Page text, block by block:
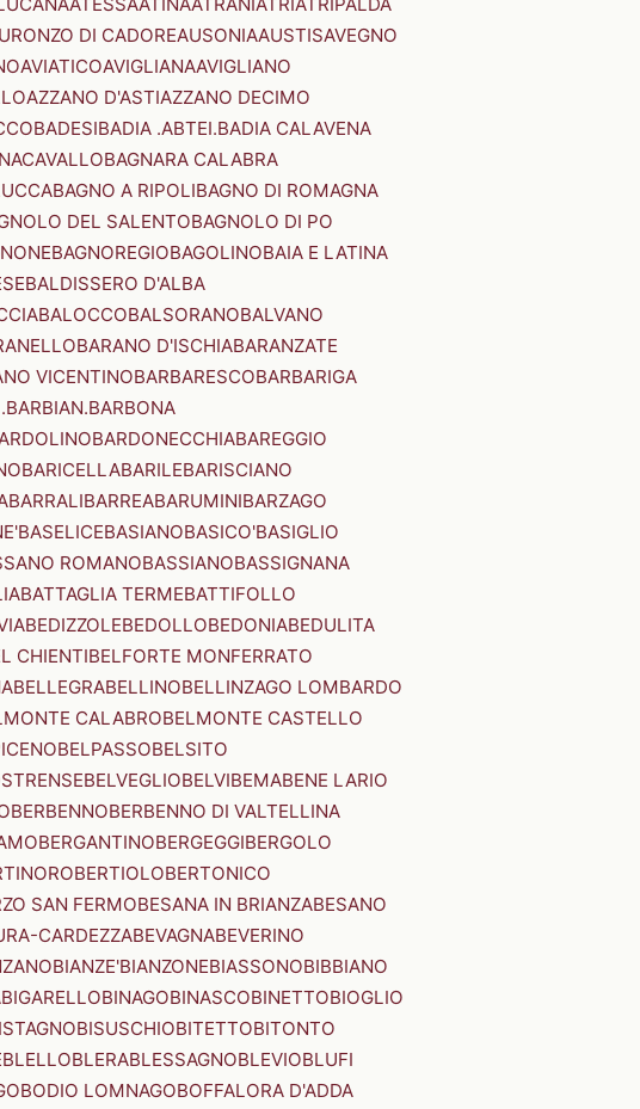
DI CADOREAUSONIAAUSTISAVEGNO
AVIATICOAVIGLIANAAVIGLIANO
AZZANO D'ASTIAZZANO DECIMO
BADESIBADIA .ABTEI.BADIA CALAVENA
BAGNARA CALABRA
BAGNO A RIPOLIBAGNO DI ROMAGNA
DEL SALENTOBAGNOLO DI PO
BAGNOREGIOBAGOLINOBAIA E LATINA
BALDISSERO D'ALBA
BALOCCOBALSORANOBALVANO
BARANO D'ISCHIABARANZATE
VICENTINOBARBARESCOBARBARIGA
BARBONA
BARDONECCHIABAREGGIO
BARICELLABARILEBARISCIANO
BARRALIBARREABARUMINIBARZAGO
BASELICEBASIANOBASICO'BASIGLIO
ROMANOBASSIANOBASSIGNANA
BATTAGLIA TERMEBATTIFOLLO
BEDIZZOLEBEDOLLOBEDONIABEDULITA
CHIENTIBELFORTE MONFERRATO
BELLEGRABELLINOBELLINZAGO LOMBARDO
CALABROBELMONTE CASTELLO
BELPASSOBELSITO
BELVEGLIOBELVIBEMABENE LARIO
BERBENNOBERBENNO DI VALTELLINA
BERGANTINOBERGEGGIBERGOLO
BERTIOLOBERTONICO
SAN FERMOBESANA IN BRIANZABESANO
CARDEZZABEVAGNABEVERINO
BIANZE'BIANZONEBIASSONOBIBBIANO
BIGARELLOBINAGOBINASCOBINETTOBIOGLIO
BISUSCHIOBITETTOBITONTO
BLELLOBLERABLESSAGNOBLEVIOBLUFI
BODIO LOMNAGOBOFFALORA D'ADDA